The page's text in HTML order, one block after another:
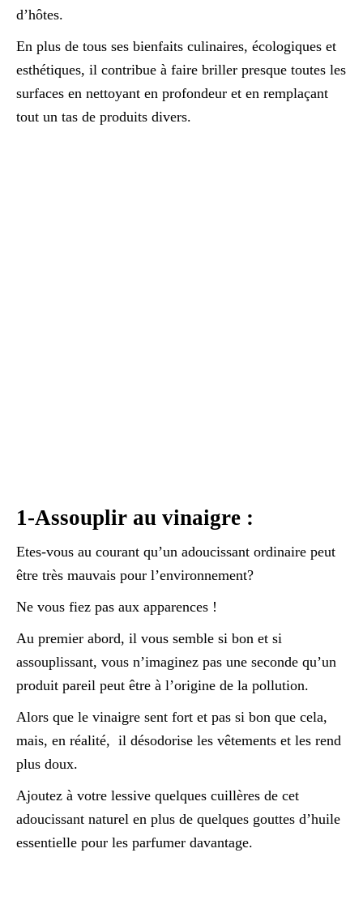
d’hôtes.
En plus de tous ses bienfaits culinaires, écologiques et
esthétiques, il contribue à faire briller presque toutes les
surfaces en nettoyant en profondeur et en remplaçant
tout un tas de produits divers.
1-Assouplir au vinaigre :
Etes-vous au courant qu’un adoucissant ordinaire peut
être très mauvais pour l’environnement?
Ne vous fiez pas aux apparences !
Au premier abord, il vous semble si bon et si
assouplissant, vous n’imaginez pas une seconde qu’un
produit pareil peut être à l’origine de la pollution.
Alors que le vinaigre sent fort et pas si bon que cela,
mais, en réalité, il désodorise les vêtements et les rend
plus doux.
Ajoutez à votre lessive quelques cuillères de cet
adoucissant naturel en plus de quelques gouttes d’huile
essentielle pour les parfumer davantage.